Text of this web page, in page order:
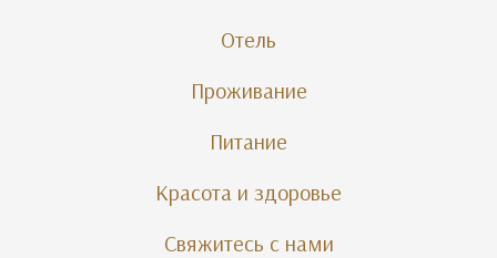
Отель
Проживание
Питание
Красота и здоровье
Свяжитесь с нами